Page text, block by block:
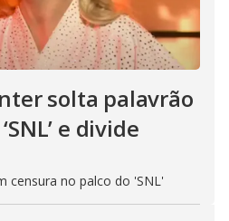
solta palavrão
e divide
censura no palco do 'SNL'